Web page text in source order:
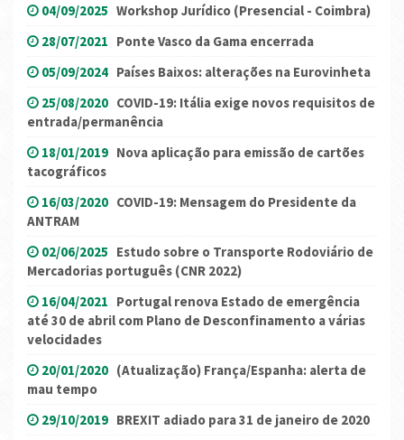
04/09/2025 Workshop Jurídico (Presencial - Coimbra)
28/07/2021 Ponte Vasco da Gama encerrada
05/09/2024 Países Baixos: alterações na Eurovinheta
25/08/2020 COVID-19: Itália exige novos requisitos de
entrada/permanência
18/01/2019 Nova aplicação para emissão de cartões
tacográficos
16/03/2020 COVID-19: Mensagem do Presidente da
ANTRAM
02/06/2025 Estudo sobre o Transporte Rodoviário de
Mercadorias português (CNR 2022)
16/04/2021 Portugal renova Estado de emergência
até 30 de abril com Plano de Desconfinamento a várias
velocidades
20/01/2020 (Atualização) França/Espanha: alerta de
mau tempo
29/10/2019 BREXIT adiado para 31 de janeiro de 2020